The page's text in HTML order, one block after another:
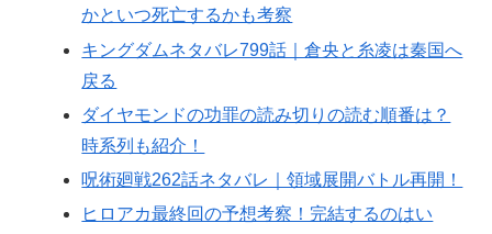
かといつ死亡するかも考察
キングダムネタバレ799話｜倉央と糸凌は秦国へ
戻る
ダイヤモンドの功罪の読み切りの読む順番は？
時系列も紹介！
呪術廻戦262話ネタバレ｜領域展開バトル再開！
ヒロアカ最終回の予想考察！完結するのはい